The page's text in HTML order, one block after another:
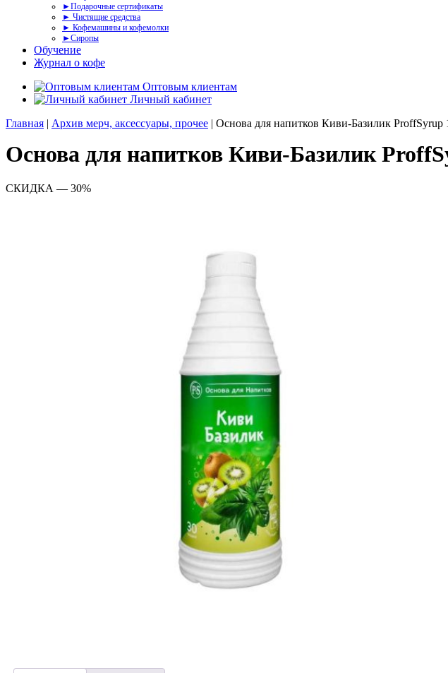
►Подарочные сертификаты
► Чистящие средства
► Кофемашины и кофемолки
►Сиропы
Обучение
Журнал о кофе
Оптовым клиентам
Личный кабинет
Главная | Архив мерч, аксессуары, прочее | Основа для напитков Киви-Базилик ProffSyrup
Основа для напитков Киви-Базилик
СКИДКА — 30%